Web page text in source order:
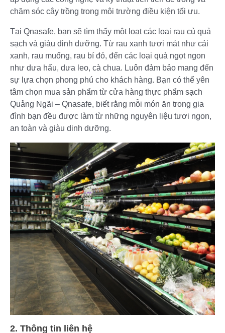
chăm sóc cây trồng trong môi trường điều kiện tối ưu.
Tại Qnasafe, bạn sẽ tìm thấy một loạt các loại rau củ quả
sạch và giàu dinh dưỡng. Từ rau xanh tươi mát như cải
xanh, rau muống, rau bí đỏ, đến các loại quả ngọt ngon
như dưa hấu, dưa leo, cà chua. Luôn đảm bảo mang đến
sự lựa chọn phong phú cho khách hàng. Bạn có thể yên
tâm chọn mua sản phẩm từ cửa hàng thực phẩm sạch
Quảng Ngãi – Qnasafe, biết rằng mỗi món ăn trong gia
đình bạn đều được làm từ những nguyên liệu tươi ngon,
an toàn và giàu dinh dưỡng.
2. Thông tin liên hệ